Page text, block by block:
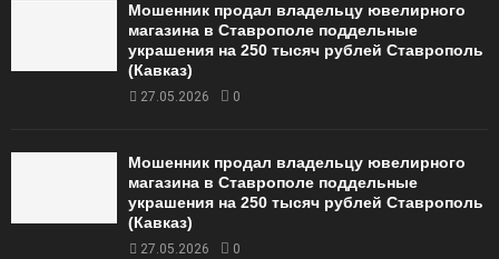
Мошенник продал владельцу ювелирного
магазина в Ставрополе поддельные
украшения на 250 тысяч рублей Ставрополь
(Кавказ)
27.05.2026 0
Мошенник продал владельцу ювелирного
магазина в Ставрополе поддельные
украшения на 250 тысяч рублей Ставрополь
(Кавказ)
27.05.2026 0